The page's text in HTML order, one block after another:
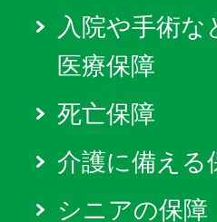
入院や手術な
医療保障
死亡保障
介護に備える
シニアの保障